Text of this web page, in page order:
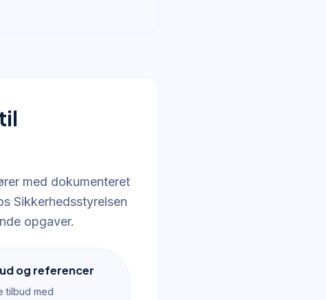
med dokumenteret
Sikkerhedsstyrelsen
opgaver.
og referencer
tilbud med